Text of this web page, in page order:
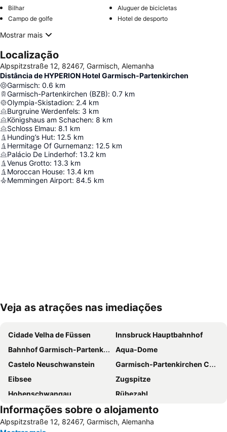
Bilhar
Aluguer de bicicletas
Campo de golfe
Hotel de desporto
Mostrar mais
Localização
Alpspitzstraße 12, 82467, Garmisch, Alemanha
Distância de HYPERION Hotel Garmisch-Partenkirchen
Garmisch: 0.6 km
Garmisch-Partenkirchen (BZB): 0.7 km
Olympia-Skistadion: 2.4 km
Burgruine Werdenfels: 3 km
Königshaus am Schachen: 8 km
Schloss Elmau: 8.1 km
Hunding’s Hut: 12.5 km
Hermitage Of Gurnemanz: 12.5 km
Palácio De Linderhof: 13.2 km
Venus Grotto: 13.3 km
Moroccan House: 13.4 km
Memmingen Airport: 84.5 km
Ampliar mapa
Veja as atrações nas imediações
Cidade Velha de Füssen
Innsbruck Hauptbahnhof
Bahnhof Garmisch-Partenkirchen
Aqua-Dome
Castelo Neuschwanstein
Garmisch-Partenkirchen Casino
Eibsee
Zugspitze
Hohenschwangau
Rübezahl
Starnberger See
Bahnhof Füssen
Heimatmuseum Achental
Alpenhof
Informações sobre o alojamento
Alpspitzstraße 12, 82467, Garmisch, Alemanha